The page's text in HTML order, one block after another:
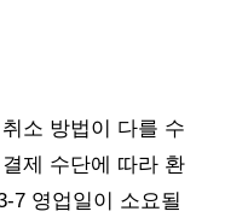
소 방법이 다를 수
제 수단에 따라 환
7 영업일이 소요될